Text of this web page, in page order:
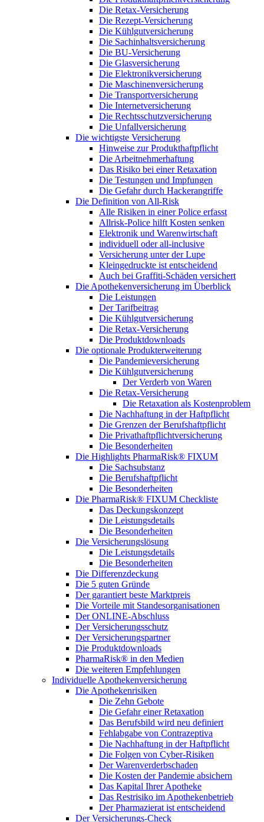
Die Retax-Versicherung
Die Rezept-Versicherung
Die Kühlgutversicherung
Die Sachinhaltsversicherung
Die BU-Versicherung
Die Glasversicherung
Die Elektronikversicherung
Die Maschinenversicherung
Die Transportversicherung
Die Internetversicherung
Die Rechtsschutzversicherung
Die Unfallversicherung
Die wichtigste Versicherung
Hinweise zur Produkthaftpflicht
Die Arbeitnehmerhaftung
Das Risiko bei einer Retaxation
Die Testungen und Impfungen
Die Gefahr durch Hackerangriffe
Die Definition von All-Risk
Alle Risiken in einer Police erfasst
Allrisk-Police hilft Kosten senken
Elektronik und Warenwirtschaft
individuell oder all-inclusive
Versicherung unter der Lupe
Kleingedruckte ist entscheidend
Auch bei Graffiti-Schäden versichert
Die Apothekenversicherung im Überblick
Die Leistungen
Der Tarifbeitrag
Die Kühlgutversicherung
Die Retax-Versicherung
Die Produktdownloads
Die optionale Produkterweiterung
Die Pandemieversicherung
Die Kühlgutversicherung
Der Verderb von Waren
Die Retax-Versicherung
Die Retaxation als Kostenproblem
Die Nachhaftung in der Haftpflicht
Die Grenzen der Berufshaftpflicht
Die Privathaftpflichtversicherung
Die Besonderheiten
Die Highlights PharmaRisk® FIXUM
Die Sachsubstanz
Die Berufshaftpflicht
Die Besonderheiten
Die PharmaRisk® FIXUM Checkliste
Das Deckungskonzept
Die Leistungsdetails
Die Besonderheiten
Die Versicherungslösung
Die Leistungsdetails
Die Besonderheiten
Die Differenzdeckung
Die 5 guten Gründe
Der garantiert beste Marktpreis
Die Vorteile mit Standesorganisationen
Der ONLINE-Abschluss
Der Versicherungsschutz
Der Versicherungspartner
Die Produktdownloads
PharmaRisk® in den Medien
Die weiteren Empfehlungen
Individuelle Apothekenversicherung
Die Apothekenrisiken
Die Zehn Gebote
Die Gefahr einer Retaxation
Das Berufsbild wird neu definiert
Fehlabgabe von Contrazeptiva
Die Nachhaftung in der Haftpflicht
Die Folgen von Cyber-Risiken
Der Warenverderbschaden
Die Kosten der Pandemie absichern
Das Kapital Ihrer Apotheke
Das Restrisiko im Apothekenbetrieb
Der Pharmazierat ist entscheidend
Der Versicherungs-Check